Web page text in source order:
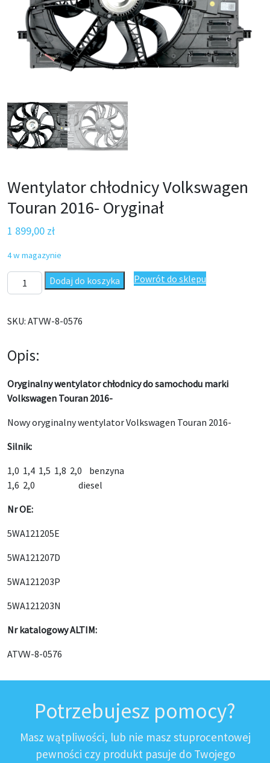
Wentylator chłodnicy Volkswagen
Touran 2016- Oryginał
1 899,00 zł
4 w magazynie
ilość Wentylator chłodnicy Volkswagen Touran 2016- Oryginał
Dodaj do koszyka Powrót do sklepu
SKU: ATVW-8-0576
Opis:
Oryginalny wentylator chłodnicy do samochodu marki
Volkswagen Touran 2016-
Nowy oryginalny wentylator Volkswagen Touran 2016-
Silnik:
1,0 1,4 1,5 1,8 2,0 benzyna
1,6 2,0 diesel
Nr OE:
5WA121205E
5WA121207D
5WA121203P
5WA121203N
Nr katalogowy ALTIM:
ATVW-8-0576
Potrzebujesz pomocy?
Masz wątpliwości, lub nie masz stuprocentowej
pewności czy produkt pasuje do Twojego